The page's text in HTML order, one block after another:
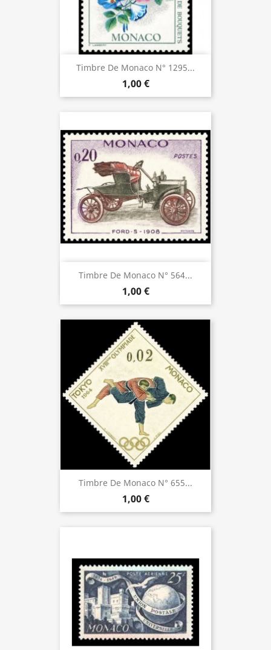
Timbre De Monaco N° 1295...
1,00 €
Timbre De Monaco N° 564...
1,00 €
Timbre De Monaco N° 655...
1,00 €